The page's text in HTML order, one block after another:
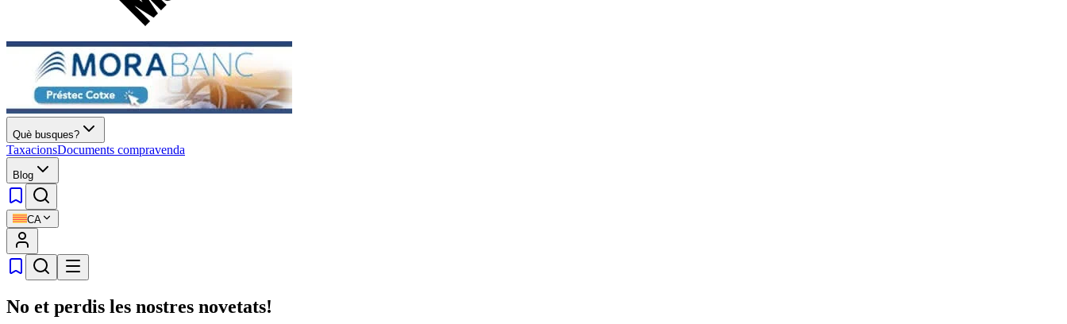
Què busques?
TaxacionsDocuments compravenda
Blog
CA
No et perdis les nostres novetats!